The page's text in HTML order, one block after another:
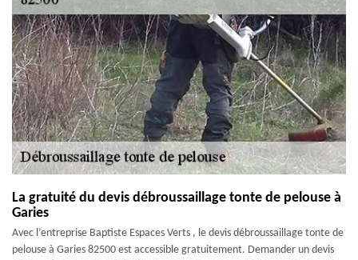
La gratuité du devis débroussaillage tonte de pelouse à
Garies
Avec l’entreprise Baptiste Espaces Verts , le devis débroussaillage tonte de
pelouse à Garies 82500 est accessible gratuitement. Demander un devis